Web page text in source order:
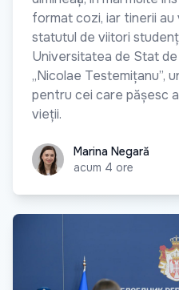
format cozi, iar tinerii
statutul de viitori
Universitatea de Stat
„Nicolae Testemițanu”,
pentru cei care pășesc
vieții.
Marina Negară
Marina Negară
acum 4 ore